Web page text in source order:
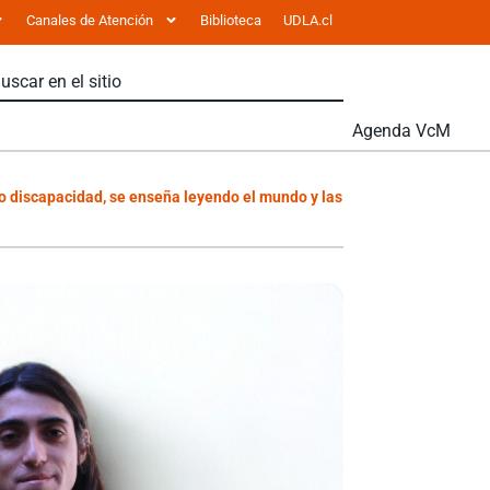
Canales de Atención Biblioteca UDLA.cl
Agenda VcM
discapacidad, se enseña leyendo el mundo y las